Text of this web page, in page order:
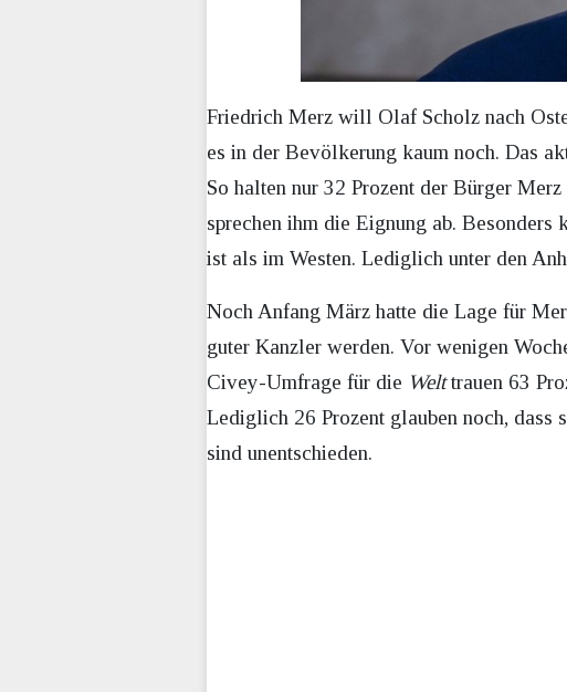
Friedrich Merz will Olaf Scholz nach
es in der Bevölkerung kaum noch. Das
So halten nur 32 Prozent der Bürger
sprechen ihm die Eignung ab.
ist als im Westen. Lediglich unter den
Noch Anfang März hatte die Lage für
guter Kanzler werden. Vor wenigen
Civey-Umfrage für die Welttrauen 63
Lediglich 26 Prozent glauben noch, dass
sind unentschieden.